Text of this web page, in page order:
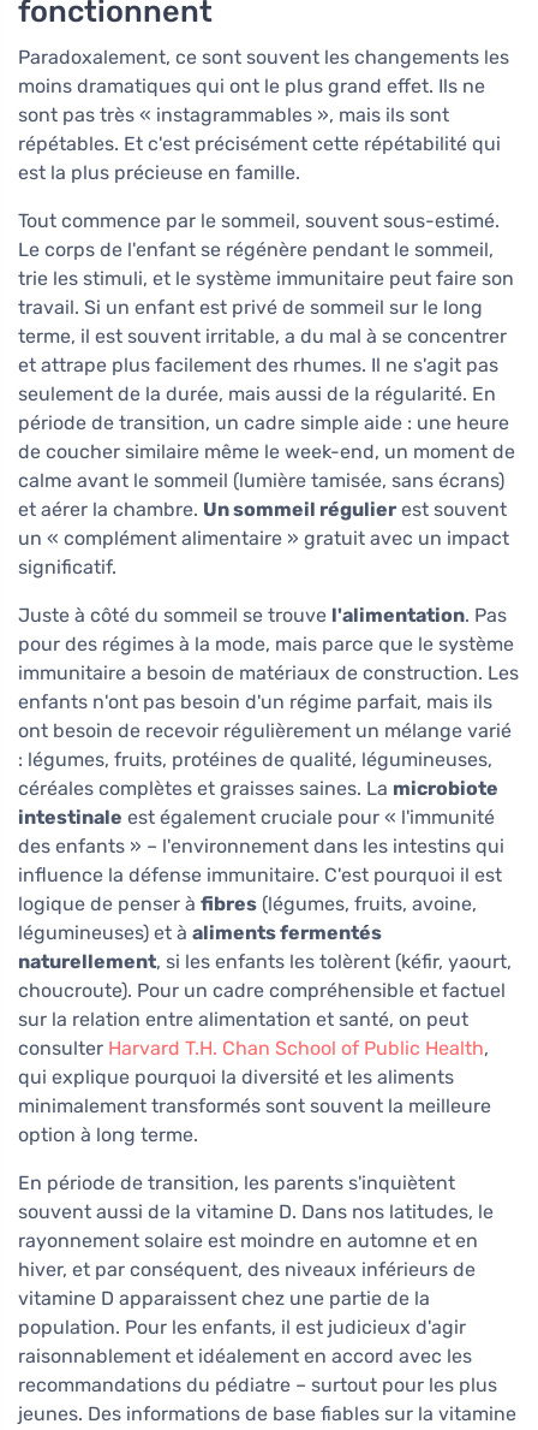
fonctionnent
Paradoxalement, ce sont souvent les changements les
moins dramatiques qui ont le plus grand effet. Ils ne
sont pas très « instagrammables », mais ils sont
répétables. Et c'est précisément cette répétabilité qui
est la plus précieuse en famille.
Tout commence par le sommeil, souvent sous-estimé.
Le corps de l'enfant se régénère pendant le sommeil,
trie les stimuli, et le système immunitaire peut faire son
travail. Si un enfant est privé de sommeil sur le long
terme, il est souvent irritable, a du mal à se concentrer
et attrape plus facilement des rhumes. Il ne s'agit pas
seulement de la durée, mais aussi de la régularité. En
période de transition, un cadre simple aide : une heure
de coucher similaire même le week-end, un moment de
calme avant le sommeil (lumière tamisée, sans écrans)
et aérer la chambre. Un sommeil régulier est souvent
un « complément alimentaire » gratuit avec un impact
significatif.
Juste à côté du sommeil se trouve l'alimentation. Pas
pour des régimes à la mode, mais parce que le système
immunitaire a besoin de matériaux de construction. Les
enfants n'ont pas besoin d'un régime parfait, mais ils
ont besoin de recevoir régulièrement un mélange varié
: légumes, fruits, protéines de qualité, légumineuses,
céréales complètes et graisses saines. La microbiote
intestinale est également cruciale pour « l'immunité
des enfants » – l'environnement dans les intestins qui
influence la défense immunitaire. C'est pourquoi il est
logique de penser à fibres (légumes, fruits, avoine,
légumineuses) et à aliments fermentés
naturellement, si les enfants les tolèrent (kéfir, yaourt,
choucroute). Pour un cadre compréhensible et factuel
sur la relation entre alimentation et santé, on peut
consulter Harvard T.H. Chan School of Public Health,
qui explique pourquoi la diversité et les aliments
minimalement transformés sont souvent la meilleure
option à long terme.
En période de transition, les parents s'inquiètent
souvent aussi de la vitamine D. Dans nos latitudes, le
rayonnement solaire est moindre en automne et en
hiver, et par conséquent, des niveaux inférieurs de
vitamine D apparaissent chez une partie de la
population. Pour les enfants, il est judicieux d'agir
raisonnablement et idéalement en accord avec les
recommandations du pédiatre – surtout pour les plus
jeunes. Des informations de base fiables sur la vitamine